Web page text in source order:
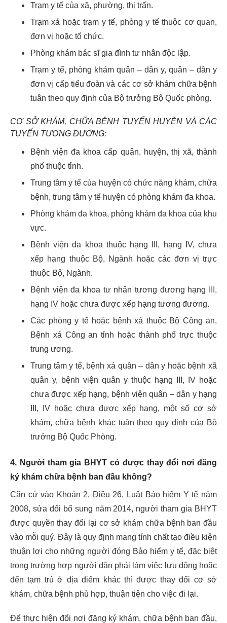
Trạm y tế của xã, phường, thị trấn.
Trạm xá hoặc trạm y tế, phòng y tế thuộc cơ quan,
đơn vị hoặc tổ chức.
Phòng khám bác sĩ gia đình tư nhân độc lập.
Trạm y tế, phòng khám quân – dân y, quân – dân y
đơn vị cấp tiểu đoàn và các cơ sở khám chữa bệnh
tuân theo quy định của Bộ trưởng Bộ Quốc phòng.
CƠ SỞ KHÁM, CHỮA BỆNH TUYẾN HUYỆN VÀ CÁC
TUYẾN TƯƠNG ĐƯƠNG:
Bệnh viện đa khoa cấp quận, huyện, thị xã, thành
phố thuộc tỉnh.
Trung tâm y tế của huyện có chức năng khám, chữa
bệnh, trung tâm y tế huyện có phòng khám đa khoa.
Phòng khám đa khoa, phòng khám đa khoa của khu
vực.
Bệnh viện đa khoa thuộc hạng III, hạng IV, chưa
xếp hạng thuộc Bộ, Ngành hoặc các đơn vị trực
thuộc Bộ, Ngành.
Bệnh viện đa khoa tư nhân tương đương hạng III,
hạng IV hoặc chưa được xếp hạng tương đương.
Các phòng y tế hoặc bệnh xá thuộc Bộ Công an,
Bệnh xá Công an tỉnh hoặc thành phố trực thuộc
trung ương.
Trung tâm y tế, bệnh xá quân – dân y hoặc bệnh xã
quân y, bệnh viện quân y thuộc hạng III, IV hoặc
chưa được xếp hạng, bệnh viện quân – dân y hạng
III, IV hoặc chưa được xếp hạng, một số cơ sở
khám, chữa bệnh khác tuân theo quy định của Bộ
trưởng Bộ Quốc Phòng.
4. Người tham gia BHYT có được thay đổi nơi đăng
ký khám chữa bệnh ban đầu không?
Căn cứ vào Khoản 2, Điều 26, Luật Bảo hiểm Y tế năm
2008, sửa đổi bổ sung năm 2014, người tham gia BHYT
được quyền thay đổi lại cơ sở khám chữa bệnh ban đầu
vào mỗi quý. Đây là quy định mang tính chất tạo điều kiện
thuận lợi cho những người đóng Bảo hiểm y tế, đặc biệt
trong trường hợp người dân phải làm việc lưu động hoặc
đến tạm trú ở địa điểm khác thì được thay đổi cơ sở
khám, chữa bệnh phù hợp, thuận tiện cho việc đi lại.
Để thực hiện đổi nơi đăng ký khám, chữa bệnh ban đầu,